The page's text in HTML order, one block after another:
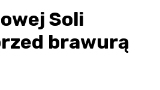
Soli
brawurą